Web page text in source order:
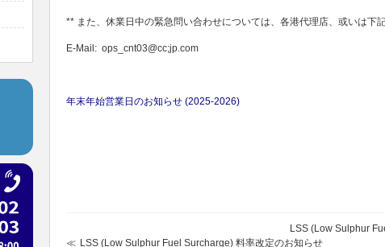
** また、休業日中の緊急問い合わせについては、各港代理店、或いは下
E-Mail: ops_cnt03@cc;jp.com
年末年始営業日のお知らせ (2025-2026)
LSS (Low Sulphur
LSS (Low Sulphur Fuel Surcharge) 料率改定のお知らせ